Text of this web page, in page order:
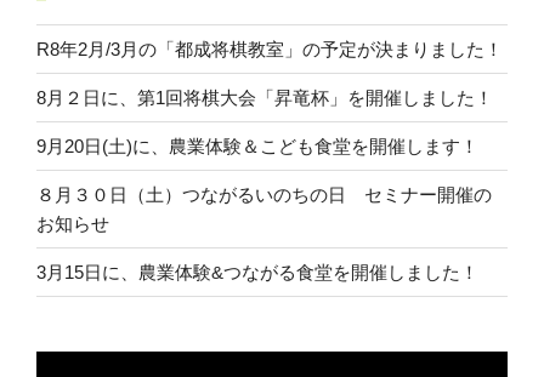
R8年2月/3月の「都成将棋教室」の予定が決まりました！
8月２日に、第1回将棋大会「昇竜杯」を開催しました！
9月20日(土)に、農業体験＆こども食堂を開催します！
８月３０日（土）つながるいのちの日 セミナー開催の
お知らせ
3月15日に、農業体験&つながる食堂を開催しました！